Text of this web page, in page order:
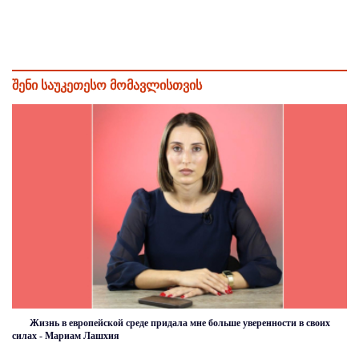
შენი საუკეთესო მომავლისთვის
Жизнь в европейской среде придала мне больше уверенности в своих
силах - Мариам Лашхия